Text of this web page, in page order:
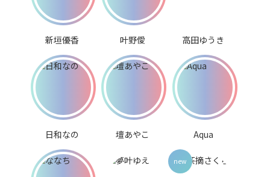
新垣優香 叶野僾 高田ゆうき
日和なの 壇あやこ Aqua